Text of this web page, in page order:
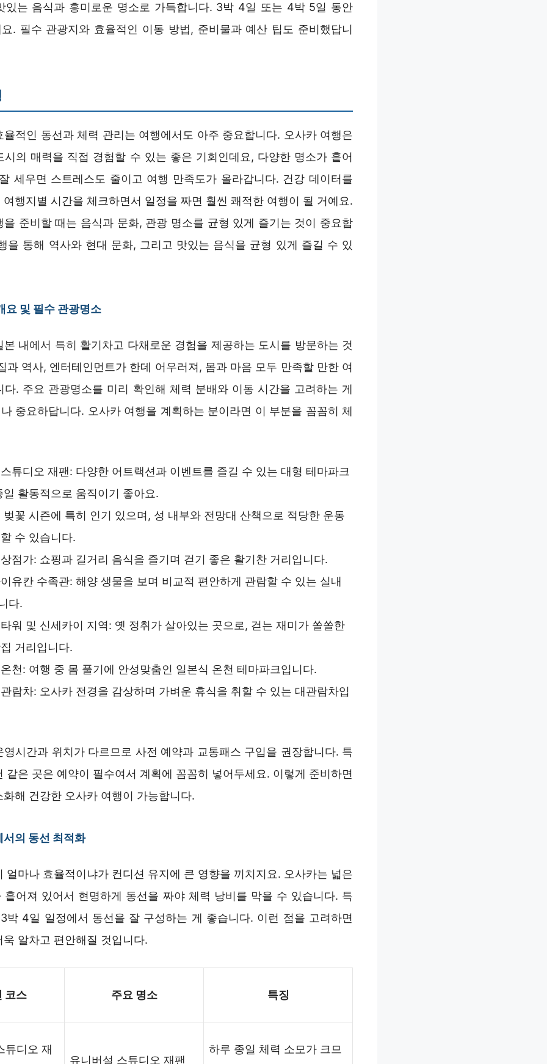
있는 음식과 흥미로운 명소로 가득합니다. 3박 4일 또는 4박 5일 동안
. 필수 관광지와 효율적인 이동 방법, 준비물과 예산 팁도 준비했답니
율적인 동선과 체력 관리는 여행에서도 아주 중요합니다. 오사카 여행은
시의 매력을 직접 경험할 수 있는 좋은 기회인데요, 다양한 명소가 흩어
세우면 스트레스도 줄이고 여행 만족도가 올라갑니다. 건강 데이터를
행지별 시간을 체크하면서 일정을 짜면 훨씬 쾌적한 여행이 될 거예요.
을 준비할 때는 음식과 문화, 관광 명소를 균형 있게 즐기는 것이 중요합
을 통해 역사와 현대 문화, 그리고 맛있는 음식을 균형 있게 즐길 수 있
요 및 필수 관광명소
내에서 특히 활기차고 다채로운 경험을 제공하는 도시를 방문하는 것
과 역사, 엔터테인먼트가 한데 어우러져, 몸과 마음 모두 만족할 만한 여
다. 주요 관광명소를 미리 확인해 체력 분배와 이동 시간을 고려하는 게
중요하답니다. 오사카 여행을 계획하는 분이라면 이 부분을 꼼꼼히 체
튜디오 재팬: 다양한 어트랙션과 이벤트를 즐길 수 있는 대형 테마파크
일 활동적으로 움직이기 좋아요.
벚꽃 시즌에 특히 인기 있으며, 성 내부와 전망대 산책으로 적당한 운동
수 있습니다.
점가: 쇼핑과 길거리 음식을 즐기며 걷기 좋은 활기찬 거리입니다.
유칸 수족관: 해양 생물을 보며 비교적 편안하게 관람할 수 있는 실내
다.
워 및 신세카이 지역: 옛 정취가 살아있는 곳으로, 걷는 재미가 쏠쏠한
거리입니다.
천: 여행 중 몸 풀기에 안성맞춤인 일본식 온천 테마파크입니다.
람차: 오사카 전경을 감상하며 가벼운 휴식을 취할 수 있는 대관람차입
영시간과 위치가 다르므로 사전 예약과 교통패스 구입을 권장합니다. 특
같은 곳은 예약이 필수여서 계획에 꼼꼼히 넣어두세요. 이렇게 준비하면
해 건강한 오사카 여행이 가능합니다.
의 동선 최적화
얼마나 효율적이냐가 컨디션 유지에 큰 영향을 끼치지요. 오사카는 넓은
흩어져 있어서 현명하게 동선을 짜야 체력 낭비를 막을 수 있습니다. 특
박 4일 일정에서 동선을 잘 구성하는 게 좋습니다. 이런 점을 고려하면
알차고 편안해질 것입니다.
코스 주요 명소 특징
튜디오 재
유니버설 스튜디오 재팬
하루 종일 체력 소모가 크므